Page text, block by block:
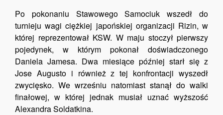
Po pokonaniu Stawowego Samociuk wszedł do
turnieju wagi ciężkiej japońskiej organizacji Rizin, w
której reprezentował KSW. W maju stoczył pierwszy
pojedynek, w którym pokonał doświadczonego
Daniela Jamesa. Dwa miesiące później starł się z
Jose Augusto i również z tej konfrontacji wyszedł
zwycięsko. We wrześniu natomiast stanął do walki
finałowej, w której jednak musiał uznać wyższość
Alexandra Soldatkina.